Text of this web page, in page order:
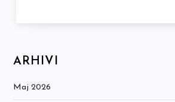
ARHIVI
Maj 2026